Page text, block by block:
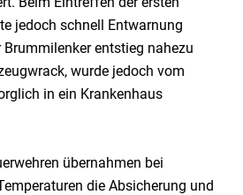
jedoch schnell Entwarnung
Brummilenker entstieg nahezu
wurde jedoch vom
in ein Krankenhaus
übernahmen bei
die Absicherung und